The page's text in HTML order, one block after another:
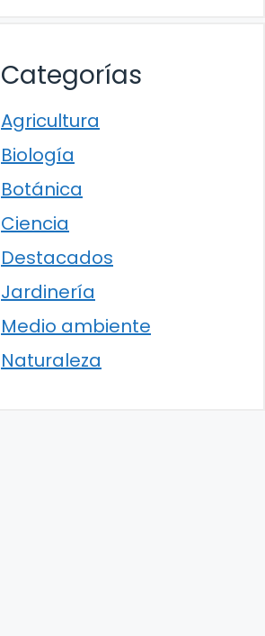
Categorías
Agricultura
Biología
Botánica
Ciencia
Destacados
Jardinería
Medio ambiente
Naturaleza